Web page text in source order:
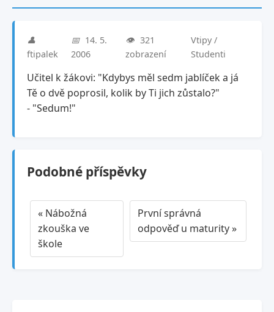
👤
ftipalek
📅 14. 5.
2006
👁️ 321
zobrazení
Vtipy /
Studenti
Učitel k žákovi: "Kdybys měl sedm jablíček a já
Tě o dvě poprosil, kolik by Ti jich zůstalo?"
- "Sedum!"
Podobné příspěvky
« Nábožná
zkouška ve
škole
První správná
odpověď u maturity »